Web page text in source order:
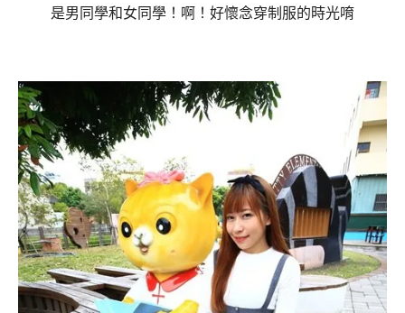
是男同學和女同學！啊！好懷念穿制服的時光唷